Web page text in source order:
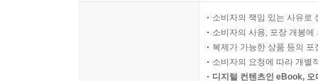
소비자의 책임 있는 사유로
소비자의 사용, 포장 개봉
복제가 가능한 상품 등의
소비자의 요청에 따라 개별
디지털 컨텐츠인 eBook,